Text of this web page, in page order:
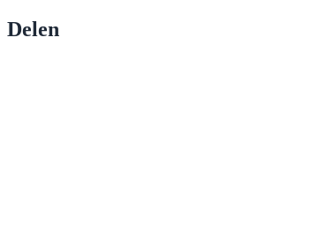
Delen